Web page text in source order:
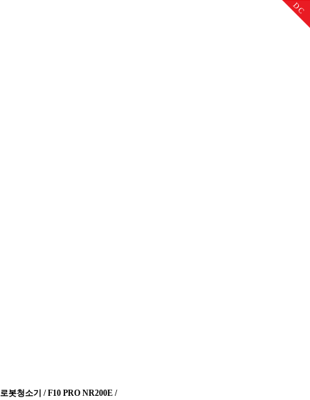
DC
로봇청소기 / F10 PRO NR200E /